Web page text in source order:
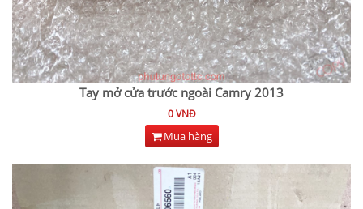
Tay mở cửa trước ngoài Camry 2013
0 VNĐ
Mua hàng